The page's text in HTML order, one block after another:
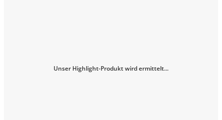
Unser Highlight-Produkt wird ermittelt...